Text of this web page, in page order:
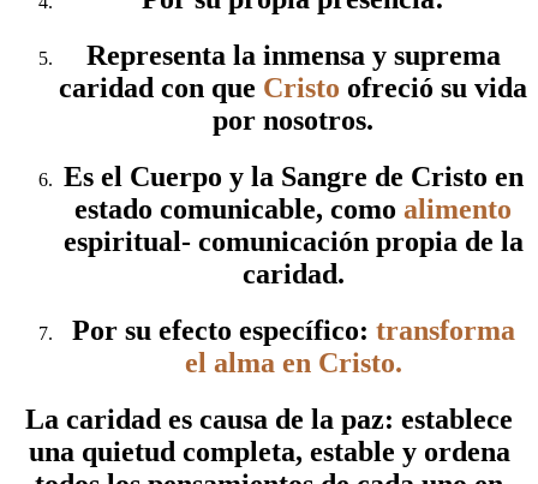
Representa la inmensa y suprema
caridad con que Cristo ofreció su vida
por nosotros.
Es el Cuerpo y la Sangre de Cristo en
estado comunicable, como alimento
espiritual- comunicación propia de la
caridad.
Por su efecto específico: transforma
el alma en Cristo.
La caridad es causa de la paz: establece
una quietud completa, estable y ordena